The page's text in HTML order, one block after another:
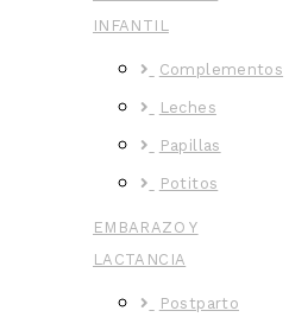
INFANTIL
Complementos
Leches
Papillas
Potitos
EMBARAZO Y
LACTANCIA
Postparto